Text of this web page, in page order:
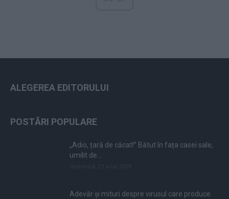
ALEGEREA EDITORULUI
POSTĂRI POPULARE
„Adio, țară de căcat!” Bătut în fața casei sale,
umilit de...
Adevăr și mituri despre virusul care produce